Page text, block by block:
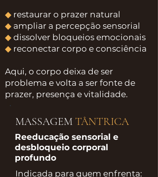
◆ restaurar o prazer natural
◆ ampliar a percepção sensorial
◆ dissolver bloqueios emocionais
◆ reconectar corpo e consciência
Aqui, o corpo deixa de ser
problema e volta a ser fonte de
prazer, presença e vitalidade.
MASSAGEM TÂNTRICA
Reeducação sensorial e
desbloqueio corporal
profundo
Indicada para quem enfrenta: